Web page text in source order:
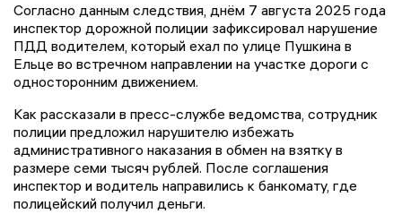
Согласно данным следствия, днём 7 августа 2025 года
инспектор дорожной полиции зафиксировал нарушение
ПДД водителем, который ехал по улице Пушкина в
Ельце во встречном направлении на участке дороги с
односторонним движением.
Как рассказали в пресс-службе ведомства, сотрудник
полиции предложил нарушителю избежать
административного наказания в обмен на взятку в
размере семи тысяч рублей. После соглашения
инспектор и водитель направились к банкомату, где
полицейский получил деньги.